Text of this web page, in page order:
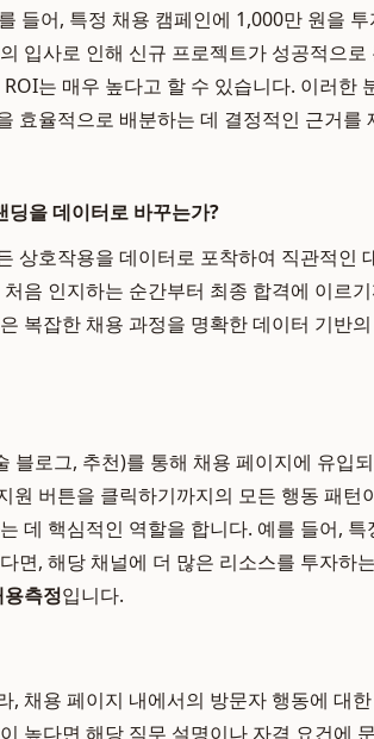
들어, 특정 채용 캠페인에 1,000만 원을
입사로 인해 신규 프로젝트가 성공적으
는 매우 높다고 할 수 있습니다. 이러한
효율적으로 배분하는 데 결정적인 근거를
을 데이터로 바꾸는가?
상호작용을 데이터로 포착하여 직관적인
음 인지하는 순간부터 최종 합격에 이르
복잡한 채용 과정을 명확한 데이터 기반
블로그, 추천)를 통해 채용 페이지에 유입
원 버튼을 클릭하기까지의 모든 행동 패턴
데 핵심적인 역할을 합니다. 예를 들어,
면, 해당 채널에 더 많은 리소스를 투자하
측정입니다.
, 채용 페이지 내에서의 방문자 행동에 대
높다면 해당 직무 설명이나 자격 요건에